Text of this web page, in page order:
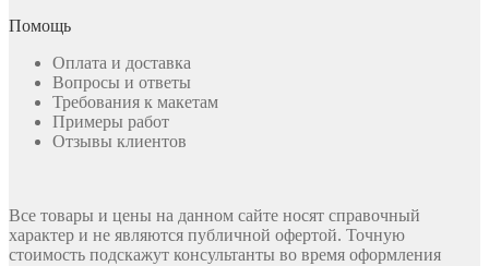
Помощь
Оплата и доставка
Вопросы и ответы
Требования к макетам
Примеры работ
Отзывы клиентов
Все товары и цены на данном сайте носят справочный
характер и не являются публичной офертой. Точную
стоимость подскажут консультанты во время оформления